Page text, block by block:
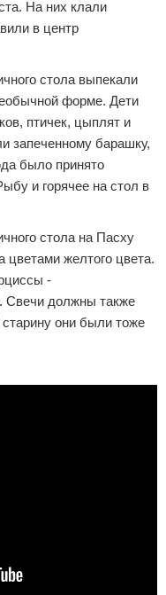
На них клали
в центр
стола выпекали
форме. Дети
птичек, цыплят и
запеченному барашку,
было принято
и горячее на стол в
стола на Пасху
желтого цвета.
-
Свечи должны также
они были тоже